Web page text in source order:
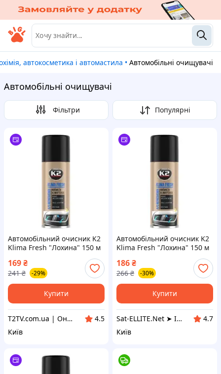
автокосметика і автомастила • Автомобільні очищувачі
Автомобільні очищувачі
Фільтри Популярні
Автомобільний очисник K2
Klima Fresh "Лохина" 150 м
169₴
241 ₴ -29%
Купити
T2TV.com.ua | Онлайн Гипермаркет
4.5
Київ
Автомобільний очисник K2
Klima Fresh "Лохина" 150 м
186₴
266 ₴ -30%
Купити
Sat-ELLITE.Net ➤ ІНТЕРНЕТ-СУПЕРМАРКЕТ
4.7
Київ